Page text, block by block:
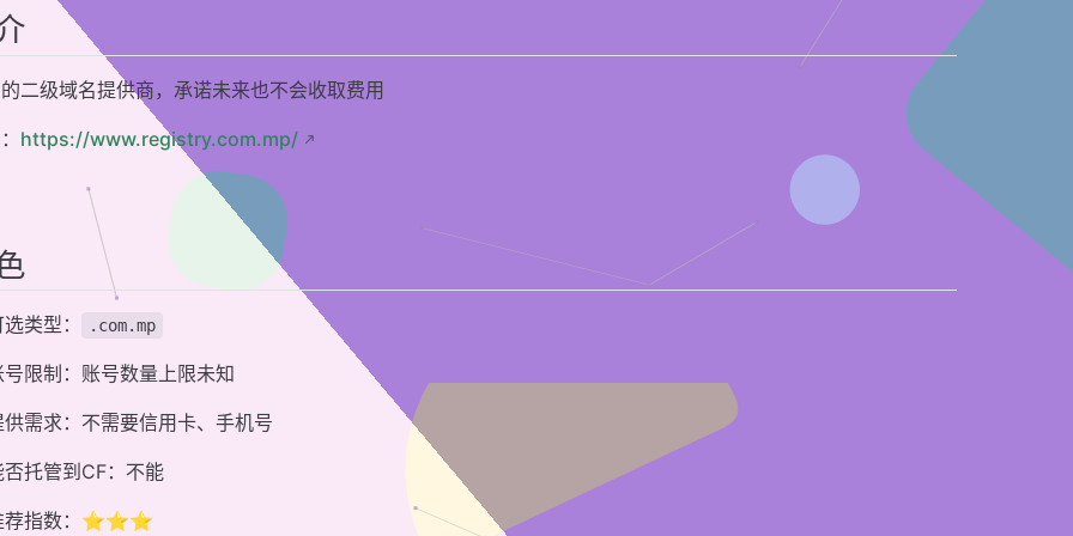
二级域名提供商，承诺未来也不会收取费用
https://www.registry.com.mp/
类型： .com.mp
号限制：账号数量上限未知
供需求：不需要信用卡、手机号
否托管到CF：不能
荐指数：⭐⭐⭐